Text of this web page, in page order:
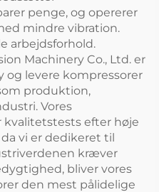
penge, og opererer
mindre vibration.
arbejdsforhold.
Machinery Co., Ltd. er
levere kompressorer
produktion,
Vores
efter høje
vi er dedikeret til
kræver
bliver vores
den mest pålidelige